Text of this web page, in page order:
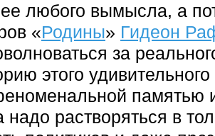
любого вымысла, а
«Родины» Гидеон
за
этого
памятью
надо растворяться в